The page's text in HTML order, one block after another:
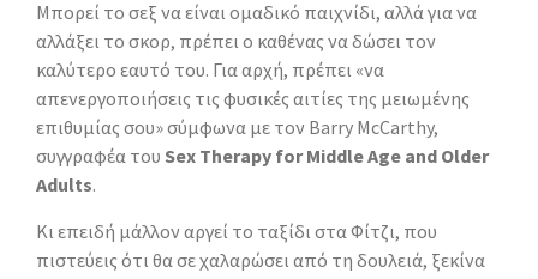
Μπορεί το σεξ να είναι ομαδικό παιχνίδι, αλλά για να
αλλάξει το σκορ, πρέπει ο καθένας να δώσει τον
καλύτερο εαυτό του. Για αρχή, πρέπει «να
απενεργοποιήσεις τις φυσικές αιτίες της μειωμένης
επιθυμίας σου» σύμφωνα με τον Barry McCarthy,
συγγραφέα του Sex Therapy for Middle Age and Older
Adults.
Κι επειδή μάλλον αργεί το ταξίδι στα Φίτζι, που
πιστεύεις ότι θα σε χαλαρώσει από τη δουλειά, ξεκίνα